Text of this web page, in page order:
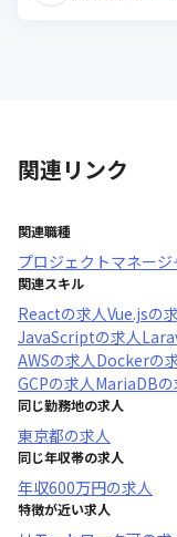
関連リンク
関連職種
プロジェクトマネージ
関連スキル
Reactの求人Vue.jsの
JavaScriptの求人
AWSの求人Dockerの
GCPの求人MariaDB
同じ勤務地の求人
東京都の求人
同じ年収帯の求人
年収600万円の求人
特徴が近い求人